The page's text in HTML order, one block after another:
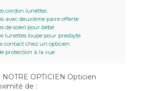
cordon lunettes
avec deuxième paire offerte
de soleil pour bébé
lunettes loupe pour presbyte
contact chez un opticien
protection à la vue
OPTICIEN Opticien
de :